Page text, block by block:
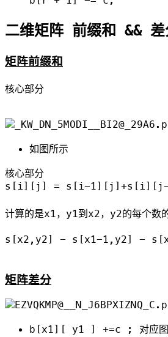
二维矩阵 前缀和 && 差
矩阵前缀和
核心部分
如图所示
核心部分
s[i][j] = s[i-
计算的是x1，y1到x2，y2的每个数
s[x2,y2] - s[x1-1,y2] -
矩阵差分
b[x1][ y1 ] +=c ; 对应图1